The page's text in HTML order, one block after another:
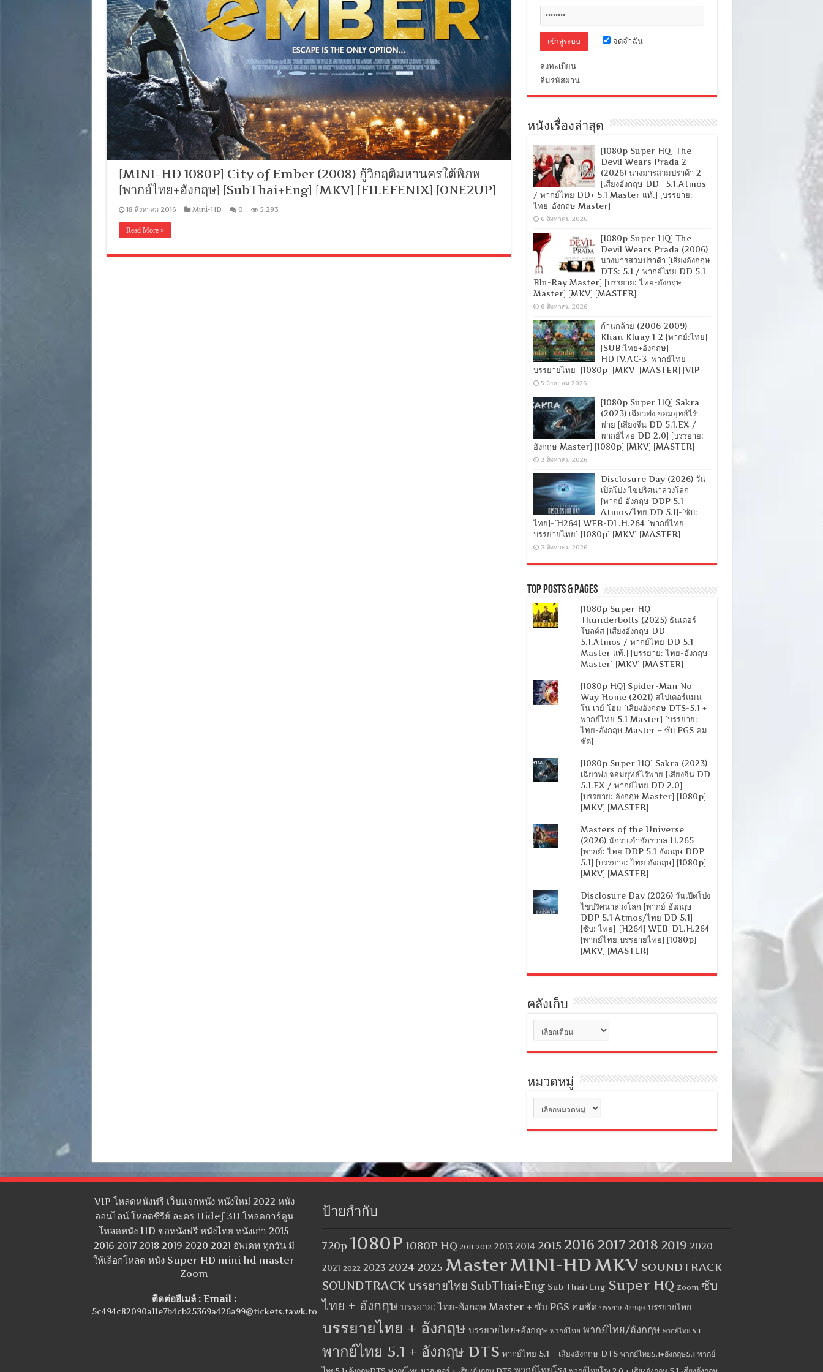
[MINI-HD 1080P] City of Ember (2008) กู้วิกฤติมหานครใต้พิภพ
[พากย์ไทย+อังกฤษ] [SubThai+Eng] [MKV] [FILEFENIX] [ONE2UP]
18 สิงหาคม 2016 Mini-HD 0 5,293
Read More »
จดจำฉัน
ลงทะเบียน
ลืมรหัสผ่าน
หนังเรื่องล่าสุด
[1080p Super HQ] The
Devil Wears Prada 2
(2026) นางมารสวมปราด้า 2
[เสียงอังกฤษ DD+ 5.1.Atmos
/ พากย์ไทย DD+ 5.1 Master แท้.] [บรรยาย:
ไทย-อังกฤษ Master]
6 สิงหาคม 2026
[1080p Super HQ] The
Devil Wears Prada (2006)
นางมารสวมปราด้า [เสียงอังกฤษ
DTS: 5.1 / พากย์ไทย DD 5.1
Blu-Ray Master] [บรรยาย: ไทย-อังกฤษ
Master] [MKV] [MASTER]
6 สิงหาคม 2026
ก้านกล้วย (2006-2009)
Khan Kluay 1-2 [พากย์:ไทย]
[SUB:ไทย+อังกฤษ]
HDTV.AC-3 [พากย์ไทย
บรรยายไทย] [1080p] [MKV] [MASTER] [VIP]
5 สิงหาคม 2026
[1080p Super HQ] Sakra
(2023) เฉียวฟง จอมยุทธ์ไร้
พ่าย [เสียงจีน DD 5.1.EX /
พากย์ไทย DD 2.0] [บรรยาย:
อังกฤษ Master] [1080p] [MKV] [MASTER]
3 สิงหาคม 2026
Disclosure Day (2026) วัน
เปิดโปง ไขปริศนาลวงโลก
[พากย์ อังกฤษ DDP 5.1
Atmos/ไทย DD 5.1]-[ซับ:
ไทย]-[H264] WEB-DL.H.264 [พากย์ไทย
บรรยายไทย] [1080p] [MKV] [MASTER]
3 สิงหาคม 2026
Top Posts & Pages
[1080p Super HQ]
Thunderbolts (2025) ธันเดอร์
โบลต์ส [เสียงอังกฤษ DD+
5.1.Atmos / พากย์ไทย DD 5.1
Master แท้.] [บรรยาย: ไทย-อังกฤษ
Master] [MKV] [MASTER]
[1080p HQ] Spider-Man No
Way Home (2021) สไปเดอร์แมน
โน เวย์ โฮม [เสียงอังกฤษ DTS-5.1 +
พากย์ไทย 5.1 Master] [บรรยาย:
ไทย-อังกฤษ Master + ซับ PGS คม
ชัด]
[1080p Super HQ] Sakra (2023)
เฉียวฟง จอมยุทธ์ไร้พ่าย [เสียงจีน DD
5.1.EX / พากย์ไทย DD 2.0]
[บรรยาย: อังกฤษ Master] [1080p]
[MKV] [MASTER]
Masters of the Universe
(2026) นักรบเจ้าจักรวาล H.265
[พากย์: ไทย DDP 5.1 อังกฤษ DDP
5.1] [บรรยาย: ไทย อังกฤษ] [1080p]
[MKV] [MASTER]
Disclosure Day (2026) วันเปิดโปง
ไขปริศนาลวงโลก [พากย์ อังกฤษ
DDP 5.1 Atmos/ไทย DD 5.1]-
[ซับ: ไทย]-[H264] WEB-DL.H.264
[พากย์ไทย บรรยายไทย] [1080p]
[MKV] [MASTER]
คลังเก็บ
เก็บ
หมวดหมู่
หมู่
VIP โหลดหนังฟรี เว็บแจกหนัง หนังใหม่ 2022 หนัง
ออนไลน์ โหลดซีรีย์ ละคร Hidef 3D โหลดการ์ตูน
โหลดหนัง HD ขอหนังฟรี หนังไทย หนังเก่า 2015
2016 2017 2018 2019 2020 2021 อัพเดท ทุกวัน มี
ให้เลือกโหลด หนัง Super HD mini hd master
Zoom
ติดต่ออีเมล์ : Email :
5c494c82090a11e7b4cb25369a426a99@tickets.tawk.to
ป้ายกำกับ
720p 1080P 1080P HQ 2011 2012 2013 2014 2015 2016 2017 2018 2019 2020
2021 2022 2023 2024 2025 MasterMINI-HDMKV SOUNDTRACK
SOUNDTRACK บรรยายไทย SubThai+Eng Sub Thai+Eng Super HQ Zoom ซับ
ไทย + อังกฤษ บรรยาย: ไทย-อังกฤษ Master + ซับ PGS คมชัด บรรยายอังกฤษ บรรยายไทย
บรรยายไทย + อังกฤษ บรรยายไทย+อังกฤษ พากย์ไทย พากย์ไทย/อังกฤษ พากย์ไทย 5.1
พากย์ไทย 5.1 + อังกฤษ DTS พากย์ไทย 5.1 + เสียงอังกฤษ DTS พากย์ไทย5.1+อังกฤษ5.1 พากย์